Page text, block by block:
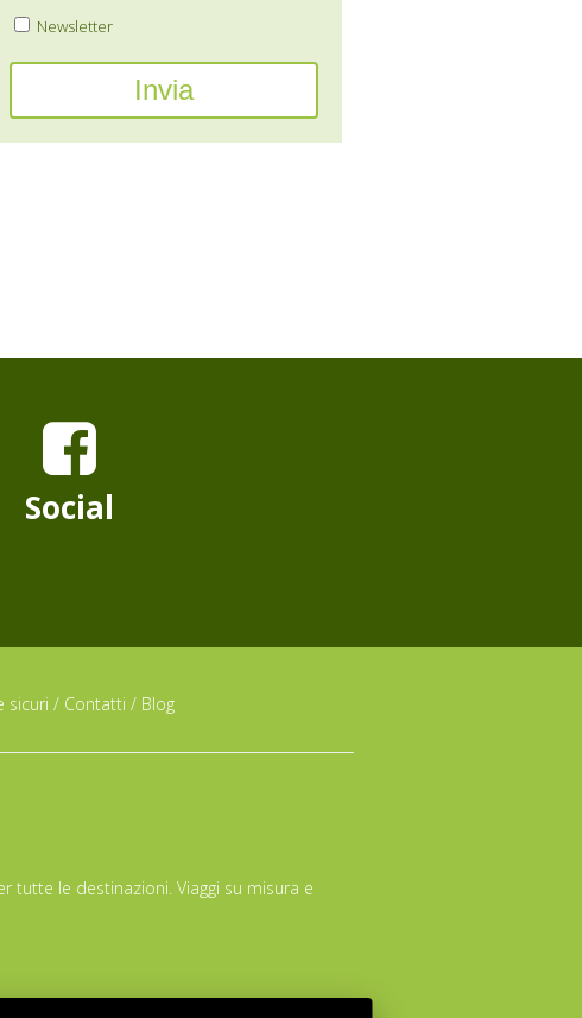
Newsletter
Social
sicuri / Contatti / Blog
tutte le destinazioni. Viaggi su misura e